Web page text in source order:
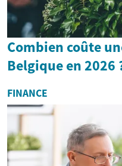
Combien coûte
Belgique en 2026
FINANCE